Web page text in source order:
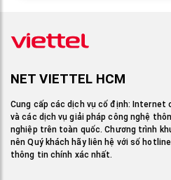
NET VIETTEL HCM
Cung cấp các dịch vụ cố định: Internet
và các dịch vụ giải pháp công nghệ
nghiệp trên toàn quốc. Chương trình
nên Quý khách hãy liên hệ với số
thông tin chính xác nhất.